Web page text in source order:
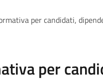
per candidati,
per